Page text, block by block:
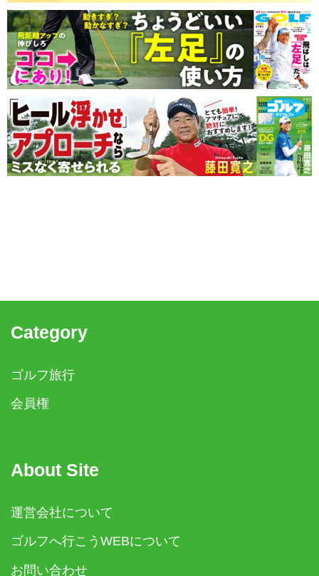
Category
ゴルフ旅行
会員権
About Site
運営会社について
ゴルフへ行こうWEBについて
お問い合わせ